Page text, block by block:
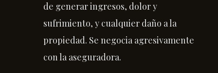
de generar ingresos, dolor y
sufrimiento, y cualquier daño a la
propiedad. Se negocia agresivamente
con la aseguradora.